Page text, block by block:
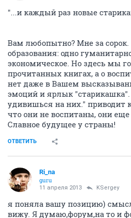
"...и каждый раз новые
Вам любопытно? Мне за
образования: одно
экономическое. Но здесь мы
прочитанных книгах, а о
нет даже в Вашем
эмоций и ярлык
удивишься на них." приводит
что они не воспитаны, они
Славное будущее у страны!
ОТВЕТИТЬ
Ri_na
guru
11 апреля 2013 KSergey
я поняла вашу позицию)
вижу. Я думаю,форум,на то и